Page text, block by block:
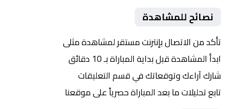
نصائح للمشاهدة
تأكد من الاتصال بإنترنت مستقر لمشاهدة مثلى
ابدأ المشاهدة قبل بداية المباراة بـ 10 دقائق
شارك آراءك وتوقعاتك في قسم التعليقات
تابع تحليلات ما بعد المباراة حصرياً على موقعنا